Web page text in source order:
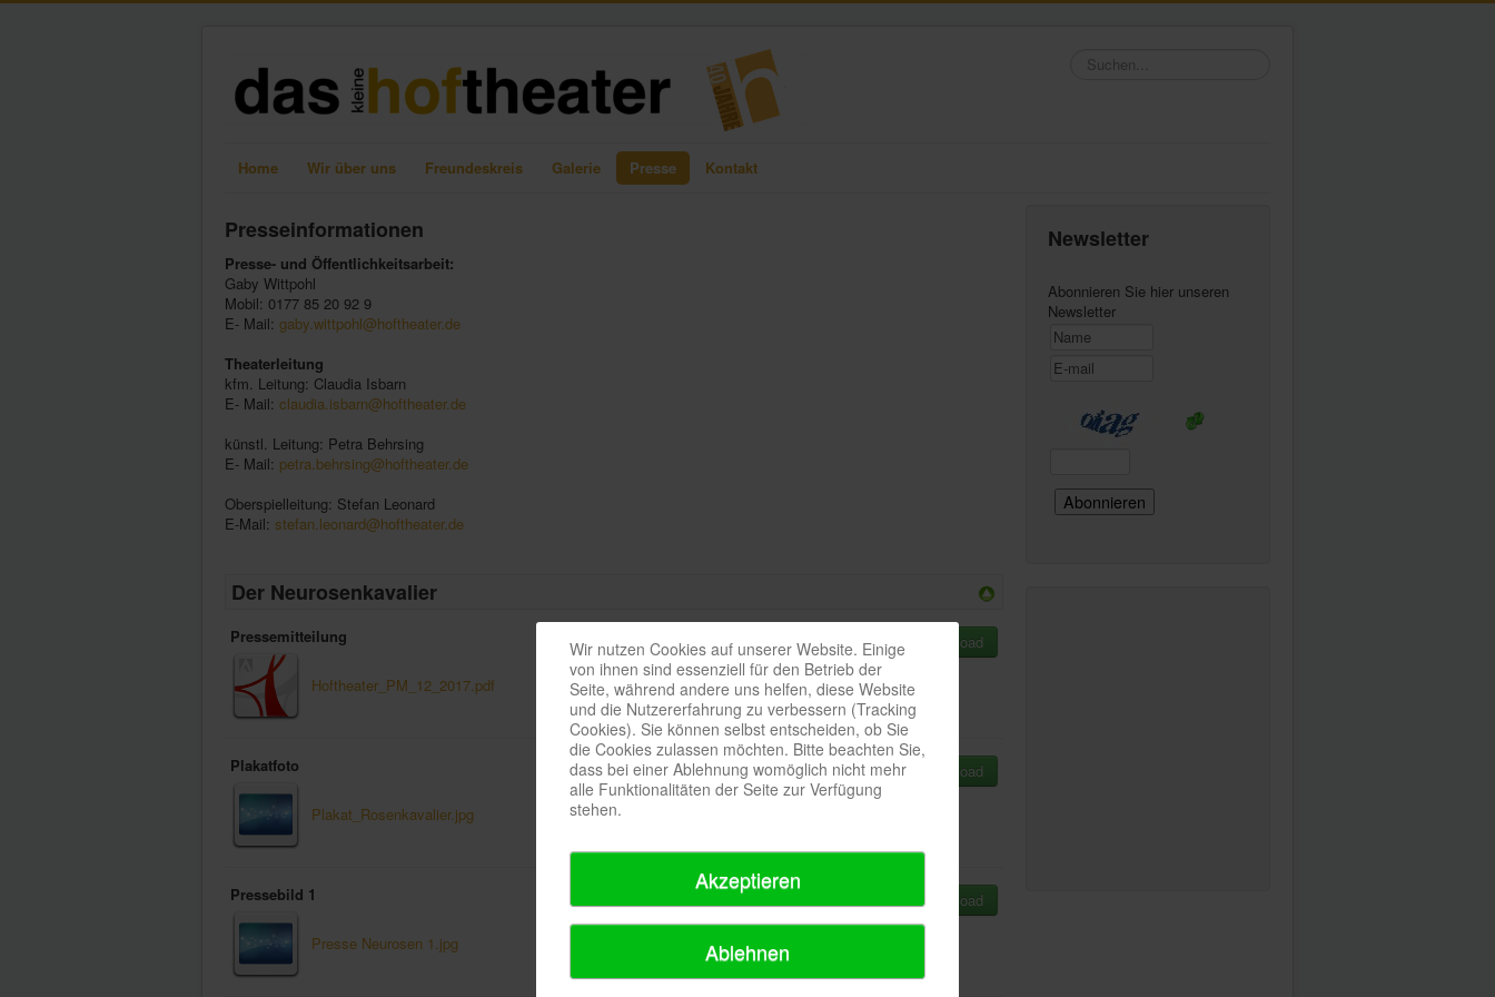
Suchen...
Home Wir über uns Freundeskreis Galerie Presse Kontakt
Presseinformationen
Presse- und Öffentlichkeitsarbeit:
Gaby Wittpohl
Mobil: 0177 85 20 92 9
E- Mail: gaby.wittpohl@hoftheater.de
Theaterleitung
kfm. Leitung: Claudia Isbarn
E- Mail: claudia.isbarn@hoftheater.de
künstl. Leitung: Petra Behrsing
E- Mail: petra.behrsing@hoftheater.de
Oberspielleitung: Stefan Leonard
E-Mail: stefan.leonard@hoftheater.de
Der Neurosenkavalier
Pressemitteilung
Hoftheater_PM_12_2017.pdf
Download
Plakatfoto
Plakat_Rosenkavalier.jpg
Download
Pressebild 1
Presse Neurosen 1.jpg
Download
Newsletter
Abonnieren Sie hier unseren
Newsletter
Wir nutzen Cookies auf unserer Website. Einige
von ihnen sind essenziell für den Betrieb der
Seite, während andere uns helfen, diese Website
und die Nutzererfahrung zu verbessern (Tracking
Cookies). Sie können selbst entscheiden, ob Sie
die Cookies zulassen möchten. Bitte beachten Sie,
dass bei einer Ablehnung womöglich nicht mehr
alle Funktionalitäten der Seite zur Verfügung
stehen.
Akzeptieren
Ablehnen